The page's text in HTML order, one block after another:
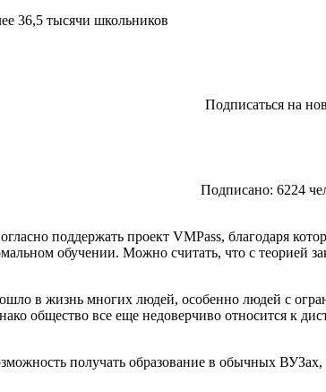
36,5 тысячи школьников
Подписаться на
Подписано: 6224
поддержать проект VMPass, благодаря
обучении. Можно считать, что с теорией
в жизнь многих людей, особенно людей с
общество все еще недоверчиво относится к
получать образование в обычных